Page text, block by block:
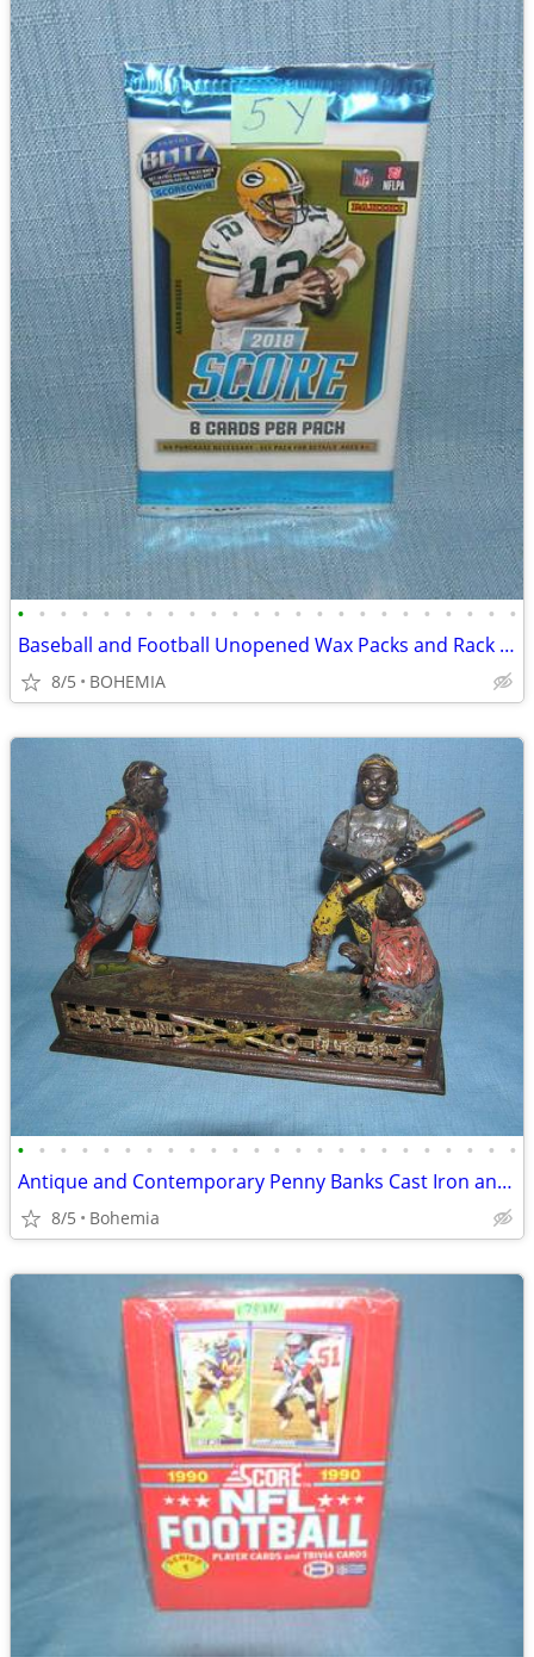
• • • • • • • • • • • • • • • • • • • • • • • •
Baseball and Football Unopened Wax Packs and Rack Packs
8/5 BOHEMIA
• • • • • • • • • • • • • • • • • • • • • • • •
Antique and Contemporary Penny Banks Cast Iron and Cast Metal & others
8/5 Bohemia